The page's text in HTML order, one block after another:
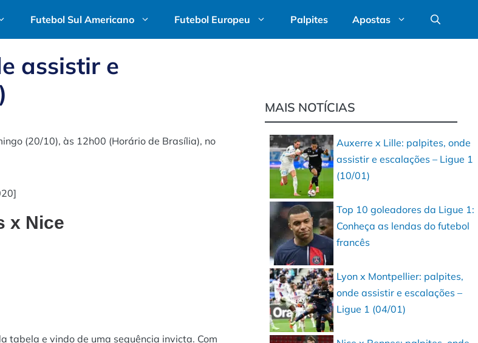
Futebol Sul Americano Futebol Europeu Palpites Apostas
assistir e
(20/10), às 12h00 (Horário de Brasília), no
x Nice
tabela e vindo de uma sequência invicta. Com
MAIS NOTÍCIAS
Auxerre x Lille: palpites, onde
assistir e escalações – Ligue 1
(10/01)
Top 10 goleadores da Ligue 1:
Conheça as lendas do futebol
francês
Lyon x Montpellier: palpites,
onde assistir e escalações –
Ligue 1 (04/01)